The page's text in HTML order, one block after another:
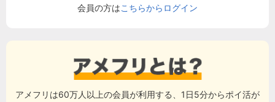
会員の方はこちらからログイン
アメフリは60万人以上の会員が利用する、1日5分からポイ活が